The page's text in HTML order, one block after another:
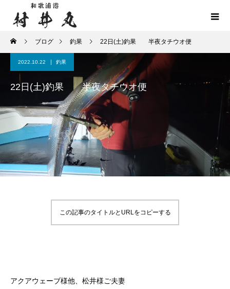
ブログ 釣果 22日(土)釣果 半夜タチウオ便
2022.10.22 釣果
22日(土)釣果 半夜タチウオ便
この記事のタイトルとURLをコピーする
アクアウェーブ様他、松井様ご夫妻